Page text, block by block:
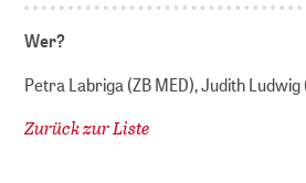
Wer?
Petra Labriga (ZB MED), Judith
Zurück zur Liste